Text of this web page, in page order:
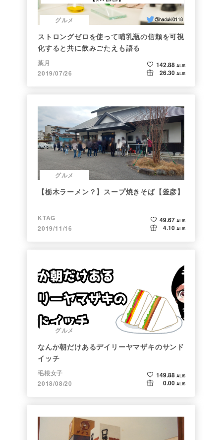
グルメ
ストロングゼロを使って哺乳瓶の信頼を可視
化すると共に飲みごたえも語る
葉月
2019/07/26
142.88 ALIS
26.30 ALIS
グルメ
【栃木ラーメン？】スープ焼きそば【釜彦】
KTAG
2019/11/16
49.67 ALIS
4.10 ALIS
グルメ
なんか朝だけあるデイリーヤマザキのサンド
イッチ
毛根女子
2018/08/20
149.88 ALIS
0.00 ALIS